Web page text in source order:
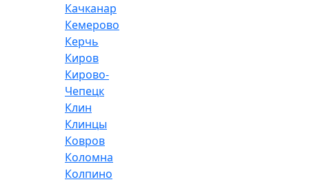
Качканар
Кемерово
Керчь
Киров
Кирово-
Чепецк
Клин
Клинцы
Ковров
Коломна
Колпино